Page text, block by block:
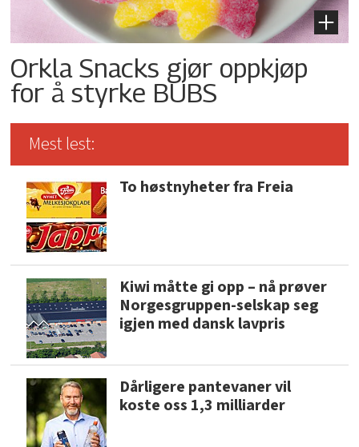
Orkla Snacks gjør oppkjøp
for å styrke BUBS
Mest lest:
To høstnyheter fra Freia
Kiwi måtte gi opp – nå prøver
Norgesgruppen-selskap seg
igjen med dansk lavpris
Dårligere pantevaner vil
koste oss 1,3 milliarder